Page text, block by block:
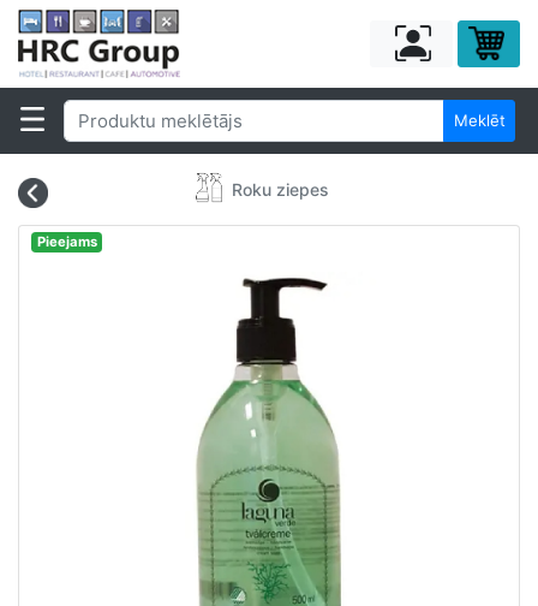
Meklēt
Roku ziepes
Pieejams